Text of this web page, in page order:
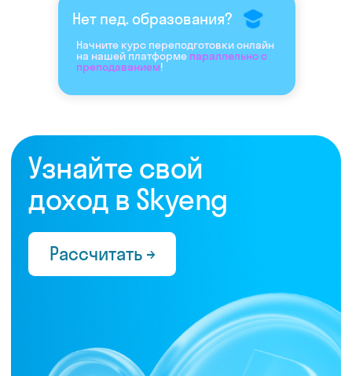
Начните курс переподготовки онлайн
на нашей платформе параллельно с
преподаванием!
Нет пед. образования?
Нас выбрали 10 000+
которые ценят:
Время
Готовые планы и материалы, онлайн-
платформа с автопроверкой заданий,
поддержка 24/7 и никакой бюрократии
Деньги
штрафов и переработок, скрытых условий
Уважение к преподавателю и его